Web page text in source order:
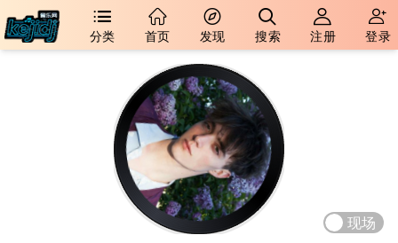
分类 首页 发现 搜索 注册 登录
现场